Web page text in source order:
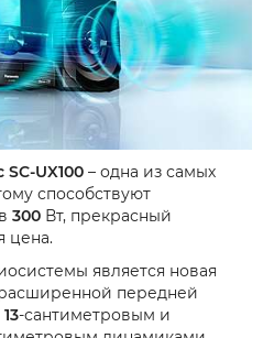
UX100 – одна из самых
способствуют
300 Вт, прекрасный
цена.
является новая
передней
13-сантиметровым и